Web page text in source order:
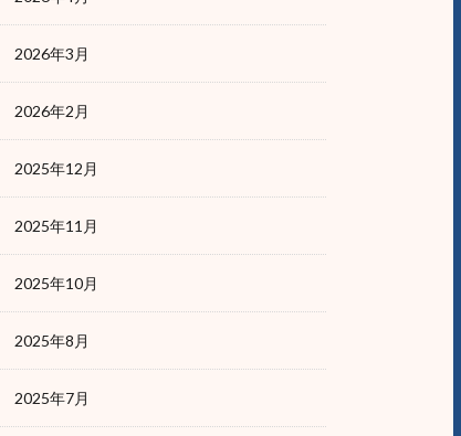
2026年3月
2026年2月
2025年12月
2025年11月
2025年10月
2025年8月
2025年7月